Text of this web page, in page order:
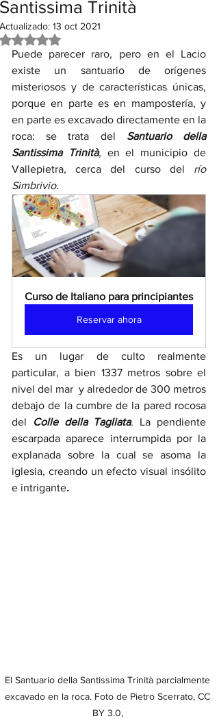
Santissima Trinità
Actualizado: 13 oct 2021
Obtuvo NaN de 5 estrellas.
Puede parecer raro, pero en el Lacio
existe un santuario de orígenes
misteriosos y de características únicas,
porque en parte es en mampostería, y
en parte es excavado directamente en la
roca: se trata del Santuario della
Santissima Trinità, en el municipio de
Vallepietra, cerca del curso del río
Simbrivio.
Curso de Italiano para principiantes
Reservar ahora
Es un lugar de culto realmente
particular, a bien 1337 metros sobre el
nivel del mar  y alrededor de 300 metros
debajo de la cumbre de la pared rocosa
del
Colle della Tagliata. La pendiente
escarpada aparece interrumpida por la
explanada sobre la cual se asoma la
iglesia, creando un efecto visual insólito
e intrigante.
El Santuario della Santissima Trinità parcialmente
excavado en la roca. Foto de Pietro Scerrato, CC
BY 3.0,